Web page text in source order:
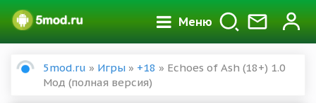
Меню
5mod.ru » Игры » +18 » Echoes of Ash (18+) 1.0
Мод (полная версия)